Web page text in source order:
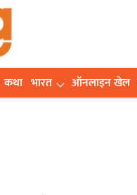
कथा भारत ऑनलाइन खेल